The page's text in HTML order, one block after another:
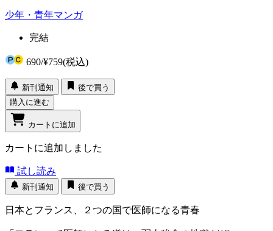
少年・青年マンガ
完結
690/¥759(税込)
新刊通知
後で買う
購入に進む
カートに追加
カートに追加しました
試し読み
新刊通知 後で買う
日本とフランス、２つの国で医師になる青春